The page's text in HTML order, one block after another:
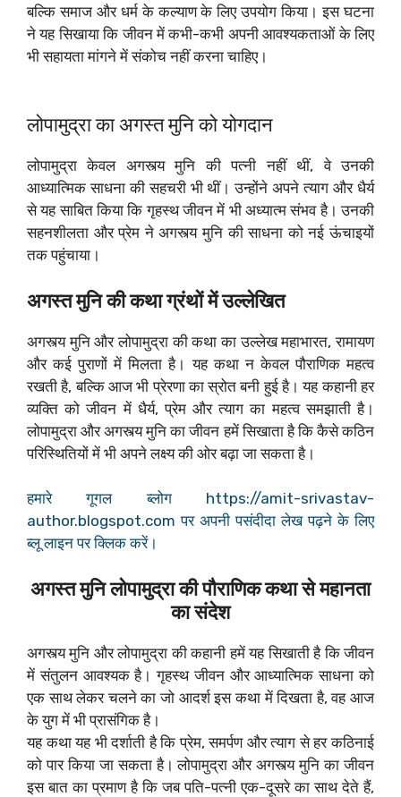
बल्कि समाज और धर्म के कल्याण के लिए उपयोग किया। इस घटना
ने यह सिखाया कि जीवन में कभी-कभी अपनी आवश्यकताओं के लिए
भी सहायता मांगने में संकोच नहीं करना चाहिए।
लोपामुद्रा का अगस्त मुनि को योगदान
लोपामुद्रा केवल अगस्त्य मुनि की पत्नी नहीं थीं, वे उनकी
आध्यात्मिक साधना की सहचरी भी थीं। उन्होंने अपने त्याग और धैर्य
से यह साबित किया कि गृहस्थ जीवन में भी अध्यात्म संभव है। उनकी
सहनशीलता और प्रेम ने अगस्त्य मुनि की साधना को नई ऊंचाइयों
तक पहुंचाया।
अगस्त मुनि की कथा ग्रंथों में उल्लेखित
अगस्त्य मुनि और लोपामुद्रा की कथा का उल्लेख महाभारत, रामायण
और कई पुराणों में मिलता है। यह कथा न केवल पौराणिक महत्व
रखती है, बल्कि आज भी प्रेरणा का स्रोत बनी हुई है। यह कहानी हर
व्यक्ति को जीवन में धैर्य, प्रेम और त्याग का महत्व समझाती है।
लोपामुद्रा और अगस्त्य मुनि का जीवन हमें सिखाता है कि कैसे कठिन
परिस्थितियों में भी अपने लक्ष्य की ओर बढ़ा जा सकता है।
हमारे गूगल ब्लोग https://amit-srivastav-
author.blogspot.com पर अपनी पसंदीदा लेख पढ़ने के लिए
ब्लू लाइन पर क्लिक करें।
अगस्त मुनि लोपामुद्रा की पौराणिक कथा से महानता
का संदेश
अगस्त्य मुनि और लोपामुद्रा की कहानी हमें यह सिखाती है कि जीवन
में संतुलन आवश्यक है। गृहस्थ जीवन और आध्यात्मिक साधना को
एक साथ लेकर चलने का जो आदर्श इस कथा में दिखता है, वह आज
के युग में भी प्रासंगिक है।
यह कथा यह भी दर्शाती है कि प्रेम, समर्पण और त्याग से हर कठिनाई
को पार किया जा सकता है। लोपामुद्रा और अगस्त्य मुनि का जीवन
इस बात का प्रमाण है कि जब पति-पत्नी एक-दूसरे का साथ देते हैं,